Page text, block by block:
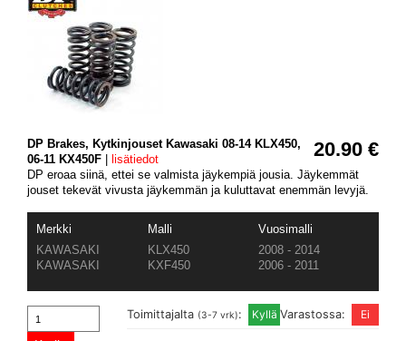
20.90 €
DP Brakes, Kytkinjouset Kawasaki 08-14 KLX450,
06-11 KX450F
lisätiedot
DP eroaa siinä, ettei se valmista jäykempiä jousia. Jäykemmät
jouset tekevät vivusta jäykemmän ja kuluttavat enemmän levyjä.
Merkki Malli
Vuosimalli
KAWASAKI
KLX450
2008 - 2014
KAWASAKI
KXF450 2006 - 2011
Varastossa:
Toimittajalta (3-7 vrk):